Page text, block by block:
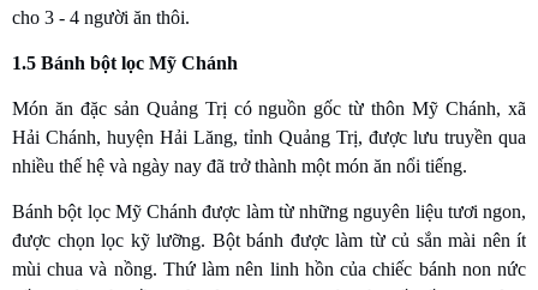
cho 3 - 4 người ăn thôi.
1.5 Bánh bột lọc Mỹ Chánh
Món ăn đặc sản Quảng Trị có nguồn gốc từ thôn Mỹ Chánh, xã
Hải Chánh, huyện Hải Lăng, tỉnh Quảng Trị, được lưu truyền qua
nhiều thế hệ và ngày nay đã trở thành một món ăn nổi tiếng.
Bánh bột lọc Mỹ Chánh được làm từ những nguyên liệu tươi ngon,
được chọn lọc kỹ lưỡng. Bột bánh được làm từ củ sắn mài nên ít
mùi chua và nồng. Thứ làm nên linh hồn của chiếc bánh non nức